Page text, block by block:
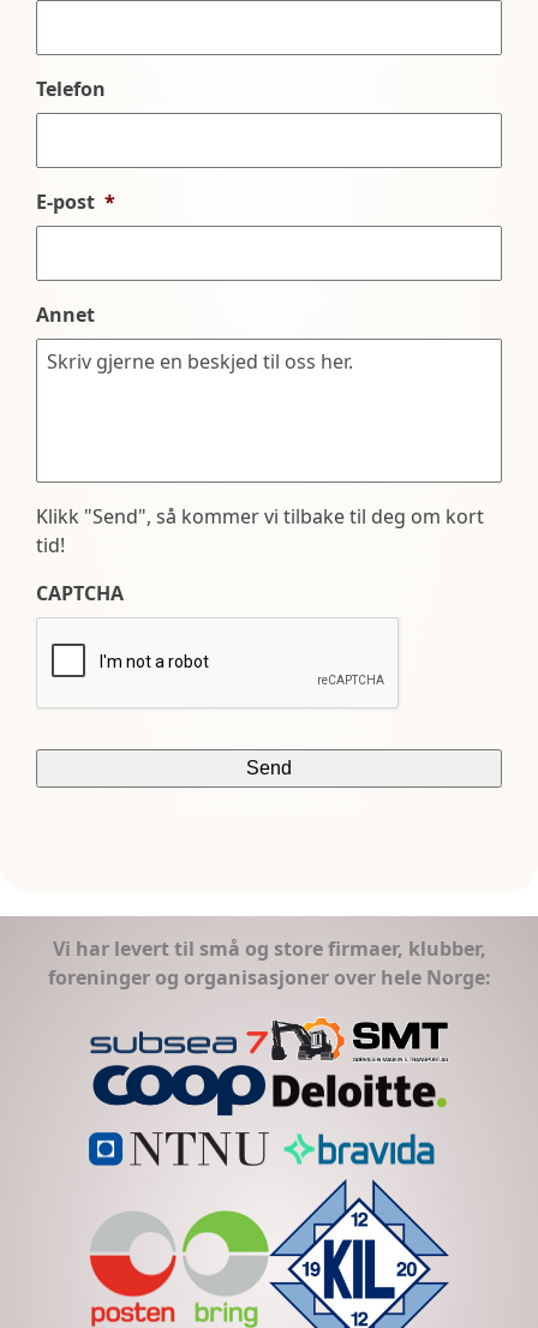
Telefon
E-post *
Annet
Klikk "Send", så kommer vi tilbake til deg om kort
tid!
CAPTCHA
Vi har levert til små og store firmaer, klubber,
foreninger og organisasjoner over hele Norge: